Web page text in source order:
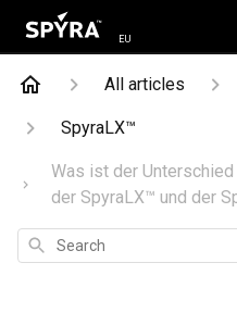
EU
All articles
SpyraLX™
Was ist der
der SpyraLX™ und der
Search